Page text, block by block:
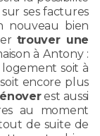
ses factures
nouveau bien
trouver une
à Antony :
soit à
encore plus
est aussi
au moment
de suite de